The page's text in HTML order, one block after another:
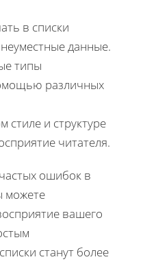
в списки
данные.
типы
различных
стиле и структуре
читателя.
ошибок в
можете
вашего
станут более